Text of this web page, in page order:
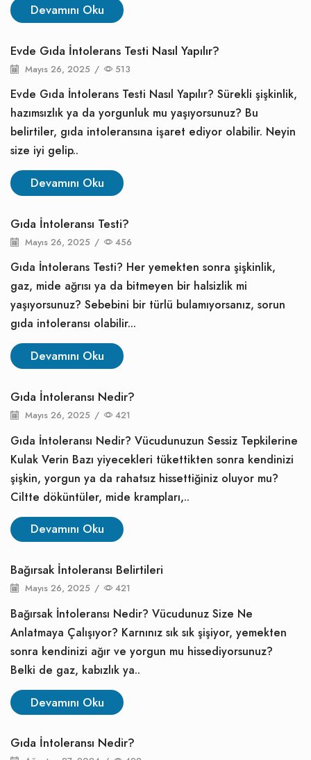
Devamını Oku
Evde Gıda İntolerans Testi Nasıl Yapılır?
Mayıs 26, 2025 / 513
Evde Gıda İntolerans Testi Nasıl Yapılır? Sürekli şişkinlik,
hazımsızlık ya da yorgunluk mu yaşıyorsunuz? Bu
belirtiler, gıda intoleransına işaret ediyor olabilir. Neyin
size iyi gelip..
Devamını Oku
Gıda İntoleransı Testi?
Mayıs 26, 2025 / 456
Gıda İntolerans Testi? Her yemekten sonra şişkinlik,
gaz, mide ağrısı ya da bitmeyen bir halsizlik mi
yaşıyorsunuz? Sebebini bir türlü bulamıyorsanız, sorun
gıda intoleransı olabilir...
Devamını Oku
Gıda İntoleransı Nedir?
Mayıs 26, 2025 / 421
Gıda İntoleransı Nedir? Vücudunuzun Sessiz Tepkilerine
Kulak Verin Bazı yiyecekleri tükettikten sonra kendinizi
şişkin, yorgun ya da rahatsız hissettiğiniz oluyor mu?
Ciltte döküntüler, mide krampları,..
Devamını Oku
Bağırsak İntoleransı Belirtileri
Mayıs 26, 2025 / 421
Bağırsak İntoleransı Nedir? Vücudunuz Size Ne
Anlatmaya Çalışıyor? Karnınız sık sık şişiyor, yemekten
sonra kendinizi ağır ve yorgun mu hissediyorsunuz?
Belki de gaz, kabızlık ya..
Devamını Oku
Gıda İntoleransı Nedir?